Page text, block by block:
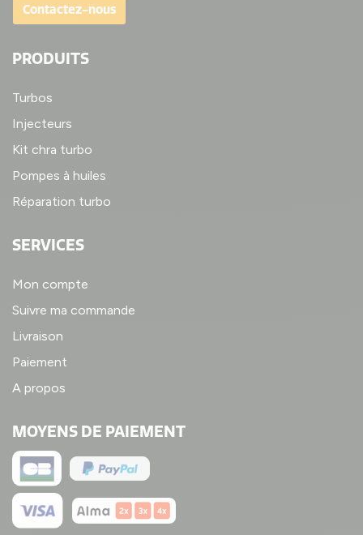
Contactez-nous
PRODUITS
Turbos
Injecteurs
Kit chra turbo
Pompes à huiles
Réparation turbo
SERVICES
Mon compte
Suivre ma commande
Livraison
Paiement
A propos
MOYENS DE PAIEMENT